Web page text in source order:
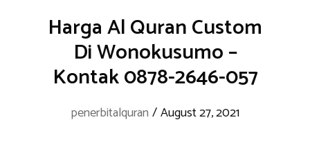
Harga Al Quran Custom
Di Wonokusumo –
Kontak 0878-2646-057
penerbitalquran /August 27, 2021